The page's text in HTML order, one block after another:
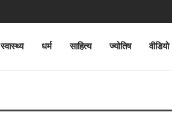
स्वास्थ्य धर्म साहित्य ज्योतिष वीडियो